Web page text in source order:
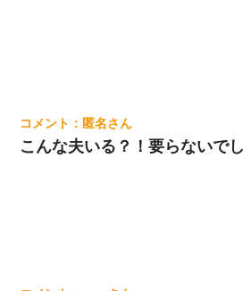
匿名
こんな夫いる？！要らないで